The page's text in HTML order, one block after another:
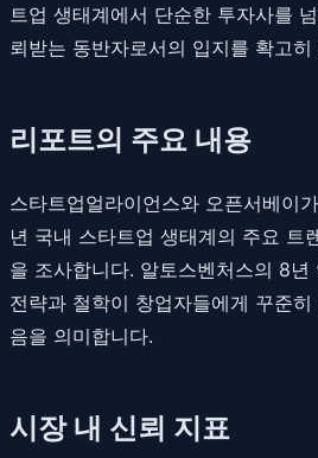
트업 생태계에서 단순한 투자사를
뢰받는 동반자로서의 입지를 확고
리포트의 주요 내용
스타트업얼라이언스와 오픈서베이
년 국내 스타트업 생태계의 주요 트
을 조사합니다. 알토스벤처스의 8년
전략과 철학이 창업자들에게 꾸준
음을 의미합니다.
시장 내 신뢰 지표